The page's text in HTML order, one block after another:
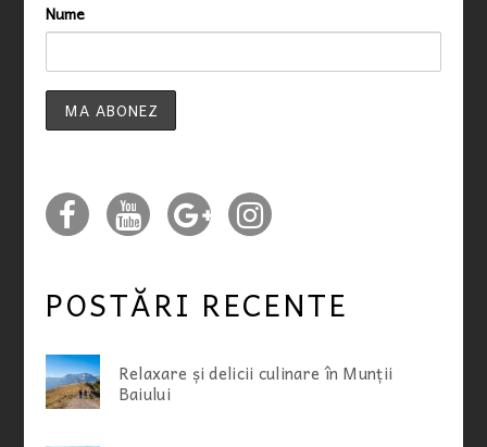
Nume
POSTĂRI RECENTE
Relaxare și delicii culinare în Munții
Baiului